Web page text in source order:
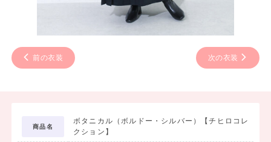
前の衣装 次の衣装
商品名
ボタニカル（ボルドー・シルバー）【チヒロコレ
クション】